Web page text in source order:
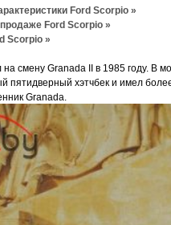
Ford Scorpio »
Ford Scorpio »
Scorpio »
смену Granada II в 1985 году. В
пятидверный хэтчбек и имел
Granada.